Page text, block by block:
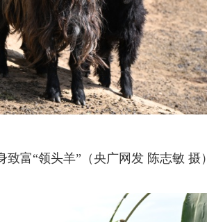
致富“领头羊”（央广网发 陈志敏 摄）